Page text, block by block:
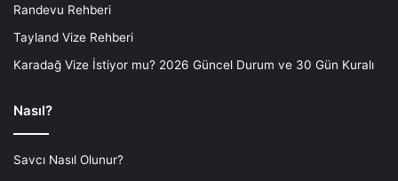
Randevu Rehberi
Tayland Vize Rehberi
Karadağ Vize İstiyor mu? 2026 Güncel Durum ve 30 Gün Kuralı
Nasıl?
Savcı Nasıl Olunur?